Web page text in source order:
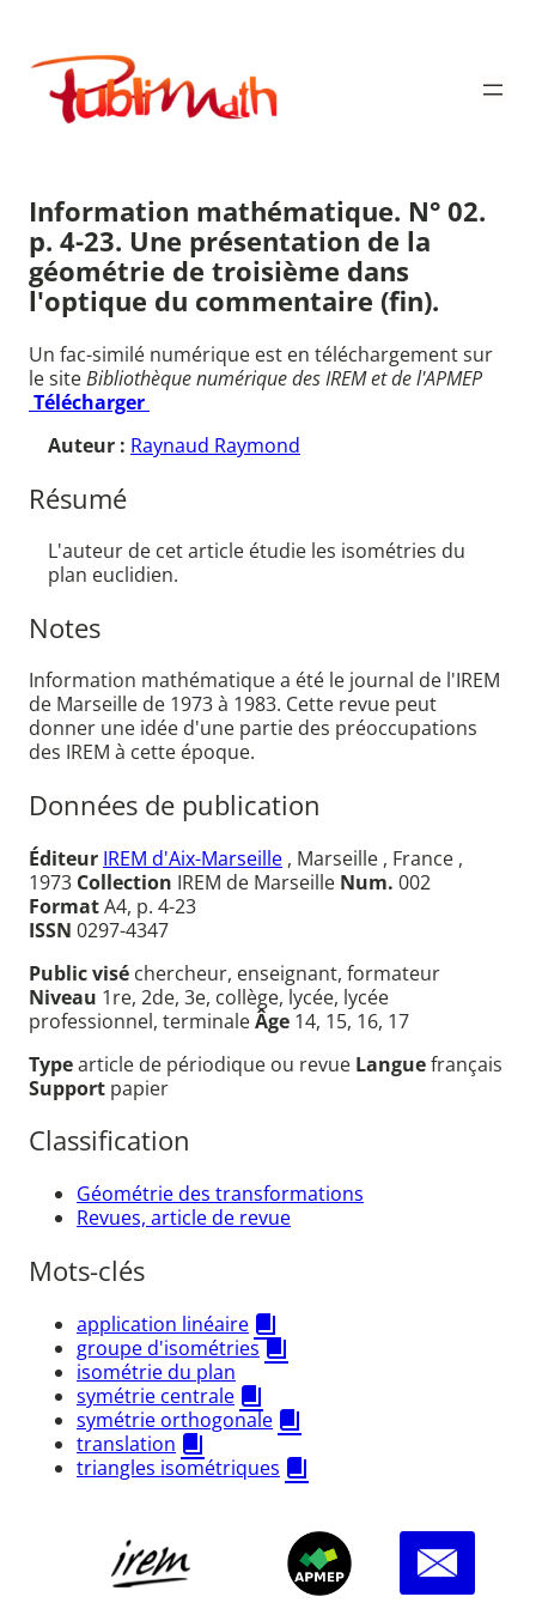
contenu
Publimath
Information mathématique. N° 02.
p. 4-23. Une présentation de la
géométrie de troisième dans
l'optique du commentaire (fin).
Un fac-similé numérique est en téléchargement sur
le siteBibliothèque numérique des IREM et de l'APMEP
Télécharger
Auteur : Raynaud Raymond
Résumé
L'auteur de cet article étudie les isométries du
plan euclidien.
Notes
Information mathématique a été le journal de l'IREM
de Marseille de 1973 à 1983. Cette revue peut
donner une idée d'une partie des préoccupations
des IREM à cette époque.
Données de publication
Éditeur IREM d'Aix-Marseille , Marseille , France ,
1973 Collection IREM de Marseille Num. 002
FormatA4, p. 4-23
ISSN 0297-4347
Public visé chercheur, enseignant, formateur
Niveau 1re, 2de, 3e, collège, lycée, lycée
professionnel, terminaleÂge 14, 15, 16, 17
Typearticle de périodique ou revue Languefrançais
Support papier
Classification
Géométrie des transformations
Revues, article de revue
Mots-clés
application linéaire
groupe d'isométries
isométrie du plan
symétrie centrale
symétrie orthogonale
translation
triangles isométriques